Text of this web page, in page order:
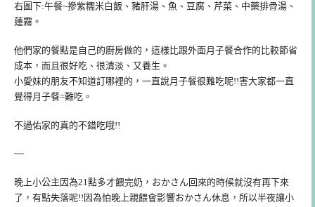
右圖下:午餐~摻紫糯米白飯、豬肝湯、魚、豆腐、芹菜、中藥排骨湯、
蓮霧。
他們家的餐點是自己的廚房做的，這樣比跟外面月子餐合作的比較節省
成本，而且很好吃、很清淡、又養生。
小愛妹的朋友不知道訂哪裡的，一直說月子餐很難吃呢!!害大家都一直
覺得月子餐=難吃。
不過佑家的真的不錯吃哦!!
~~
晚上小公主因為21點多才餵完奶，おかさん回來的時候就沒有再下來
了，有點失落呢!!因為怕晚上親餵會影響おかさん休息，所以半夜讓小